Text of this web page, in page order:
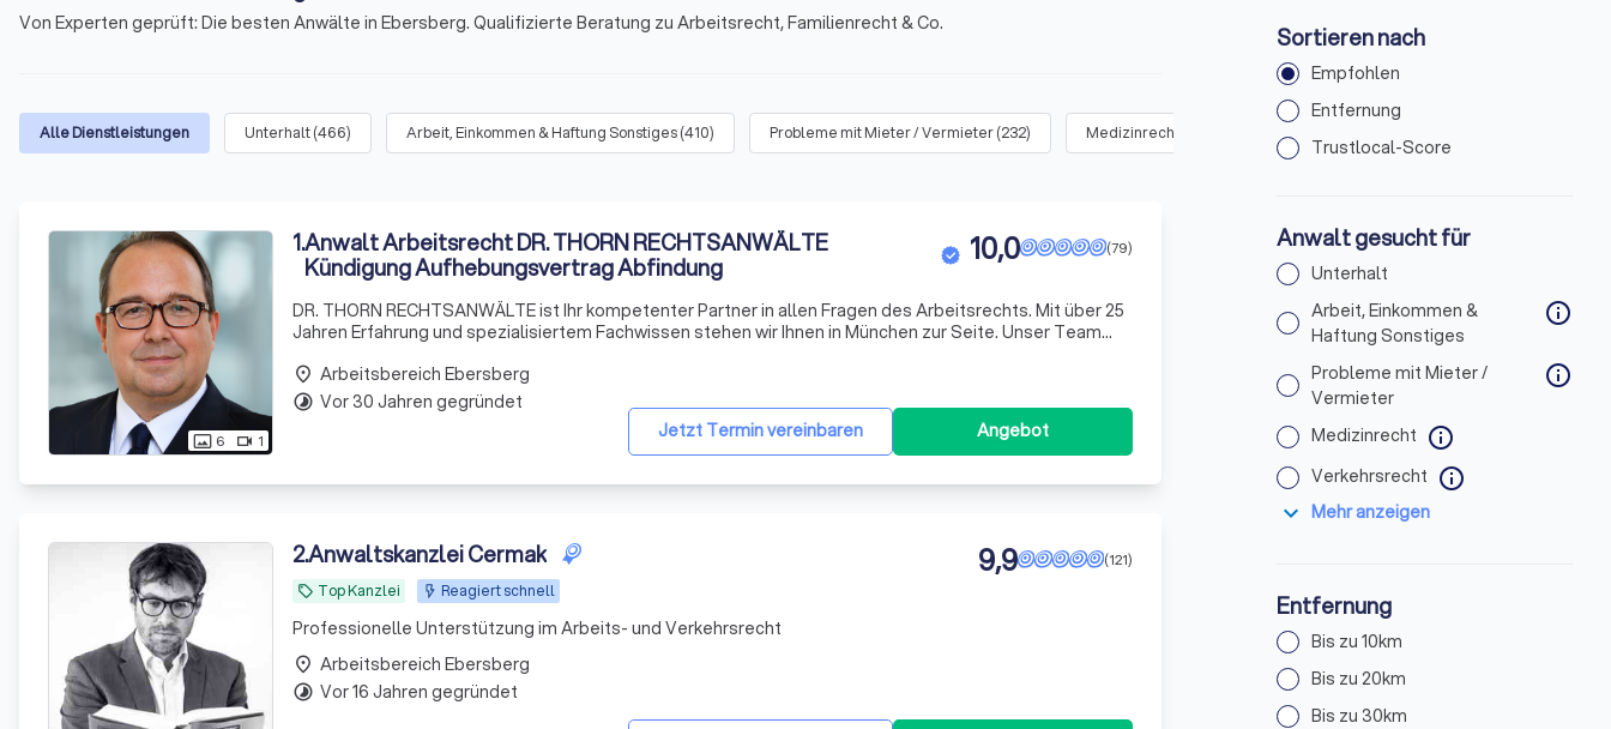
Von Experten geprüft: Die besten Anwälte in Ebersberg. Qualifizierte Beratung zu Arbeitsrecht, Familienrecht & Co.
Alle Dienstleistungen Unterhalt(466) Arbeit, Einkommen & Haftung Sonstiges(410) Probleme mit Mieter / Vermieter(232) Medizinrecht Verkehrsrecht
photo_size_select_actual 6 videocam 1
1.Anwalt Arbeitsrecht DR. THORN RECHTSANWÄLTE
Kündigung Aufhebungsvertrag Abfindung
(79)
10,0
DR. THORN RECHTSANWÄLTE ist Ihr kompetenter Partner in allen Fragen des Arbeitsrechts. Mit über 25
Jahren Erfahrung und spezialisiertem Fachwissen stehen wir Ihnen in München zur Seite. Unser Team
Jetzt Termin vereinbaren Angebot
place Arbeitsbereich Ebersberg
timelapse Vor 30 Jahren gegründet
2.Anwaltskanzlei Cermak
local_offer Top Kanzlei Reagiert schnell
(121)
9,9
Professionelle Unterstützung im Arbeits- und Verkehrsrecht
place Arbeitsbereich Ebersberg
timelapse Vor 16 Jahren gegründet
Sortieren nach
Empfohlen
Entfernung
Trustlocal-Score
Anwalt gesucht für
Unterhalt
Arbeit, Einkommen &
Haftung Sonstiges
info
Probleme mit Mieter /
Vermieter
info
Medizinrecht info
Verkehrsrecht info
expand_more Mehr anzeigen
Entfernung
Bis zu 10km
Bis zu 20km
Bis zu 30km